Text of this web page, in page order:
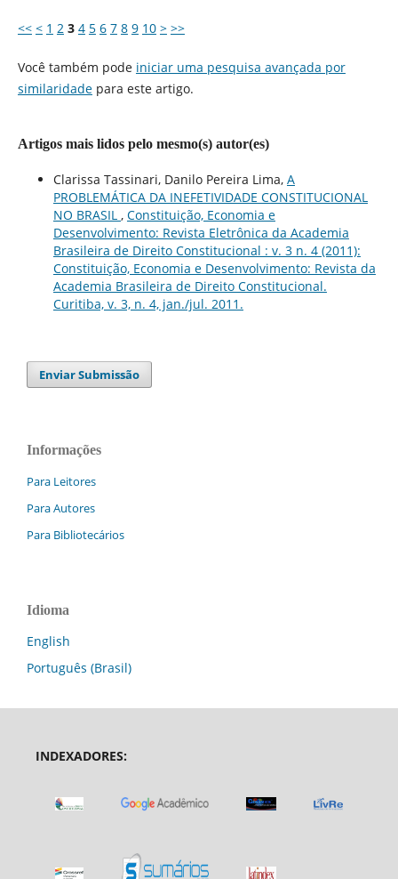
<< < 1 2 3 4 5 6 7 8 9 10 > >>
Você também pode iniciar uma pesquisa avançada por
similaridadepara este artigo.
Artigos mais lidos pelo mesmo(s) autor(es)
Clarissa Tassinari, Danilo Pereira Lima, A
PROBLEMÁTICA DA INEFETIVIDADE CONSTITUCIONAL
NO BRASIL , Constituição, Economia e
Desenvolvimento: Revista Eletrônica da Academia
Brasileira de Direito Constitucional : v. 3 n. 4 (2011):
Constituição, Economia e Desenvolvimento: Revista da
Academia Brasileira de Direito Constitucional.
Curitiba, v. 3, n. 4, jan./jul. 2011.
Enviar Submissão
Informações
Para Leitores
Para Autores
Para Bibliotecários
Idioma
English
Português (Brasil)
INDEXADORES: